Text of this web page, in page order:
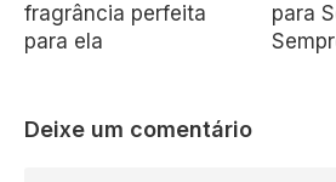
fragrância perfeita
para ela
para
Deixe um comentário